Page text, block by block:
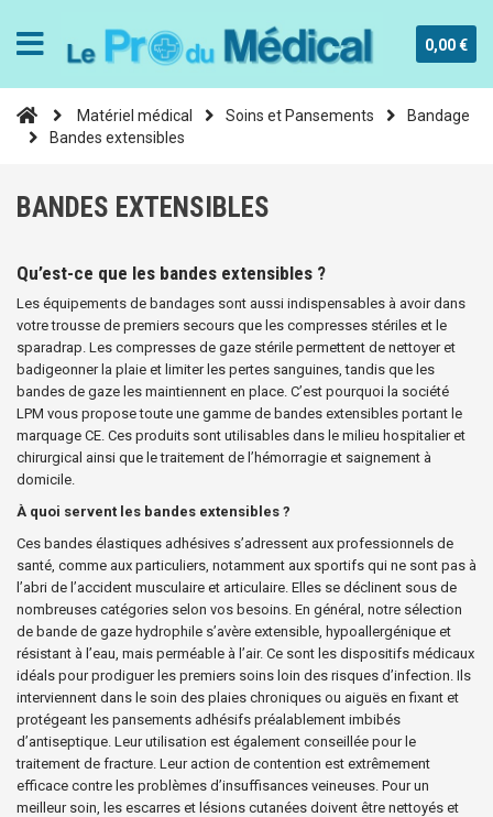
0,00 €
Matériel médical Soins et Pansements
Bandage
Bandes extensibles
BANDES EXTENSIBLES
Qu’est-ce que les bandes extensibles ?
Les équipements de bandages sont aussi indispensables à avoir dans
votre trousse de premiers secours que les compresses stériles et le
sparadrap. Les compresses de gaze stérile permettent de nettoyer et
badigeonner la plaie et limiter les pertes sanguines, tandis que les
bandes de gaze les maintiennent en place. C’est pourquoi la société
LPM vous propose toute une gamme de bandes extensibles portant le
marquage CE. Ces produits sont utilisables dans le milieu hospitalier et
chirurgical ainsi que le traitement de l’hémorragie et saignement à
domicile.
À quoi servent les bandes extensibles ?
Ces bandes élastiques adhésives s’adressent aux professionnels de
santé, comme aux particuliers, notamment aux sportifs qui ne sont pas à
l’abri de l’accident musculaire et articulaire. Elles se déclinent sous de
nombreuses catégories selon vos besoins. En général, notre sélection
de bande de gaze hydrophile s’avère extensible, hypoallergénique et
résistant à l’eau, mais perméable à l’air. Ce sont les dispositifs médicaux
idéals pour prodiguer les premiers soins loin des risques d’infection. Ils
interviennent dans le soin des plaies chroniques ou aiguës en fixant et
protégeant les pansements adhésifs préalablement imbibés
d’antiseptique. Leur utilisation est également conseillée pour le
traitement de fracture. Leur action de contention est extrêmement
efficace contre les problèmes d’insuffisances veineuses. Pour un
meilleur soin, les escarres et lésions cutanées doivent être nettoyés et